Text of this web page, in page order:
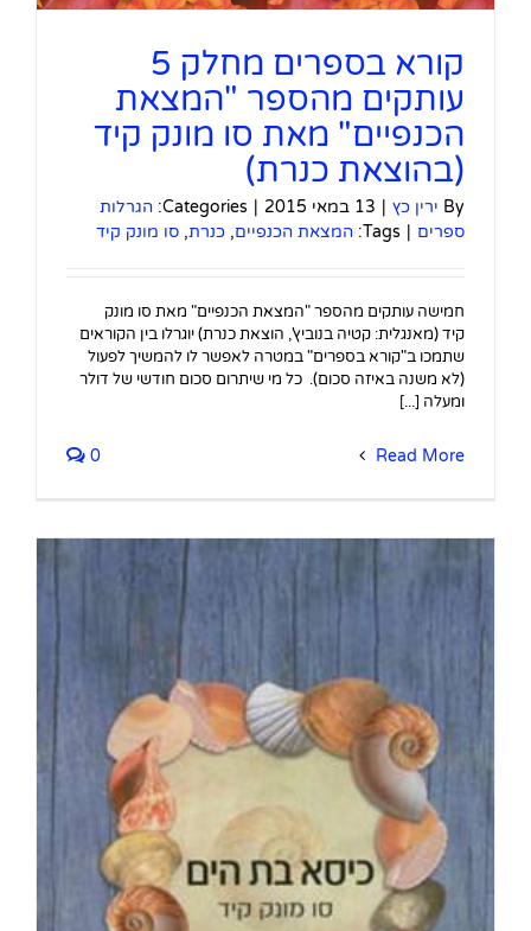
קורא בספרים מחלק 5
עותקים מהספר "המצאת
הכנפיים" מאת סו מונק קיד
(בהוצאת כנרת)
By ירין כץ | 13 במאי 2015 |
Categories: הגרלות
ספרים |
Tags: המצאת הכנפיים, כנרת, סו מונק קיד
חמישה עותקים מהספר "המצאת הכנפיים" מאת סו מונק
קיד (מאנגלית: קטיה בנוביץ', הוצאת כנרת) יוגרלו בין הקוראים
שתמכו ב"קורא בספרים" במטרה לאפשר לו להמשיך לפעול
(לא משנה באיזה סכום). כל מי שיתרום סכום חודשי של דולר
ומעלה [...]
Read More
0